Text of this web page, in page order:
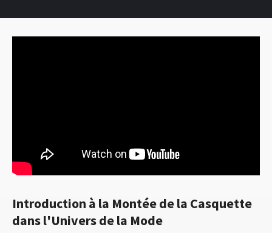
Introduction à la Montée de la Casquette
dans l'Univers de la Mode